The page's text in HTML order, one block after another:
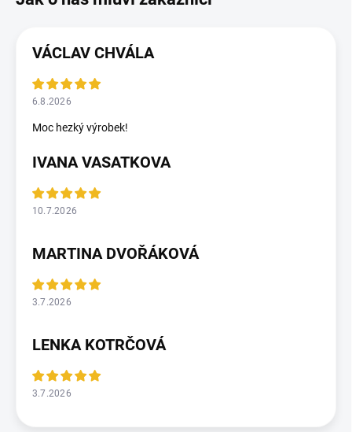
VÁCLAV CHVÁLA
6.8.2026
Moc hezký výrobek!
IVANA VASATKOVA
10.7.2026
MARTINA DVOŘÁKOVÁ
3.7.2026
LENKA KOTRČOVÁ
3.7.2026